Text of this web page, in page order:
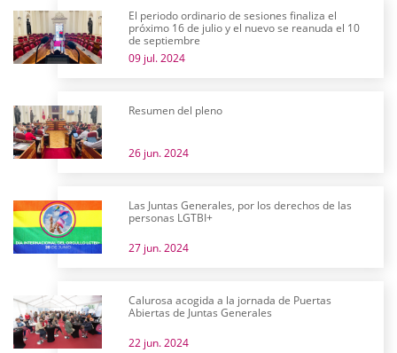
El periodo ordinario de sesiones finaliza el
próximo 16 de julio y el nuevo se reanuda el 10
de septiembre
09 jul. 2024
Resumen del pleno
26 jun. 2024
Las Juntas Generales, por los derechos de las
personas LGTBI+
27 jun. 2024
Calurosa acogida a la jornada de Puertas
Abiertas de Juntas Generales
22 jun. 2024